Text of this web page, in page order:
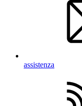
assistenza